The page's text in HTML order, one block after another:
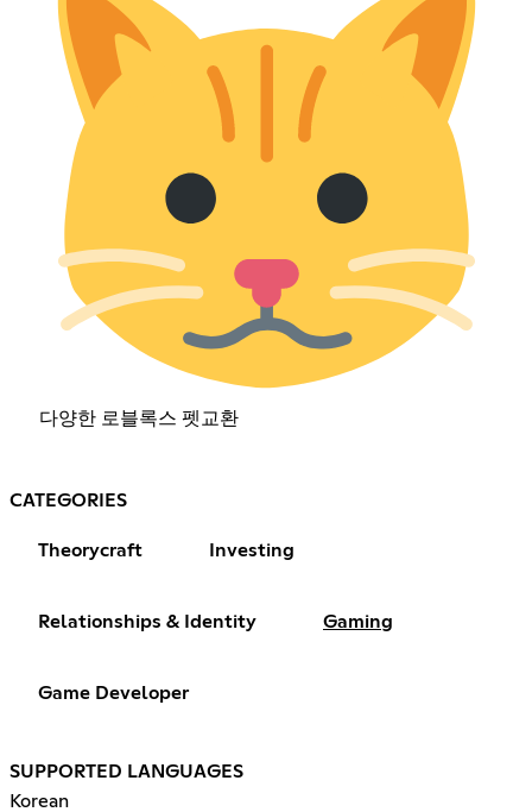
다양한 로블록스 펫교환
CATEGORIES
Theorycraft Investing
Relationships & Identity Gaming
Game Developer
SUPPORTED LANGUAGES
Korean